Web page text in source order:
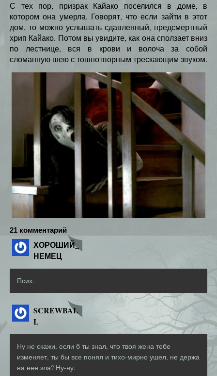
С тех пор, призрак Кайако поселился в доме, в
котором она умерла. Говорят, что если зайти в этот
дом, то можно услышать сдавленный, предсмертный
хрип Кайако. Потом вы увидите, как она сползает вниз
по лестнице, вся в крови и волоча за собой
сломанную шею с тошнотворным трескающим звуком.
21 комментарий
ХОРОШИЙ_
НЕМЕЦ
Псих.
SCREWBAL
L
Ну не скажи, если б ты знал, что твоя жена тебе
изменяет, ты бы все понял и тихо-мирно ушел, не держа
на нее зла? Ну-ну.